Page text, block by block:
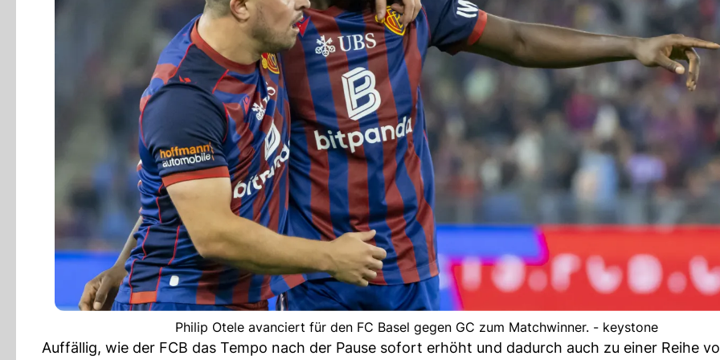
Philip Otele avanciert für den FC Basel gegen GC zum Matchwinner. - keystone
Auffällig, wie der FCB das Tempo nach der Pause sofort erhöht und dadurch auch zu einer Reihe